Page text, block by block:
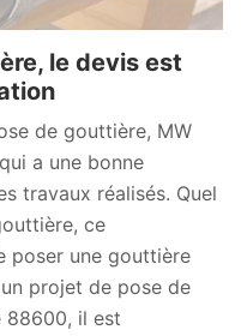
le devis est
de gouttière, MW
a une bonne
travaux réalisés. Quel
ce
poser une gouttière
projet de pose de
88600, il est